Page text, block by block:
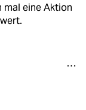
mal eine Aktion